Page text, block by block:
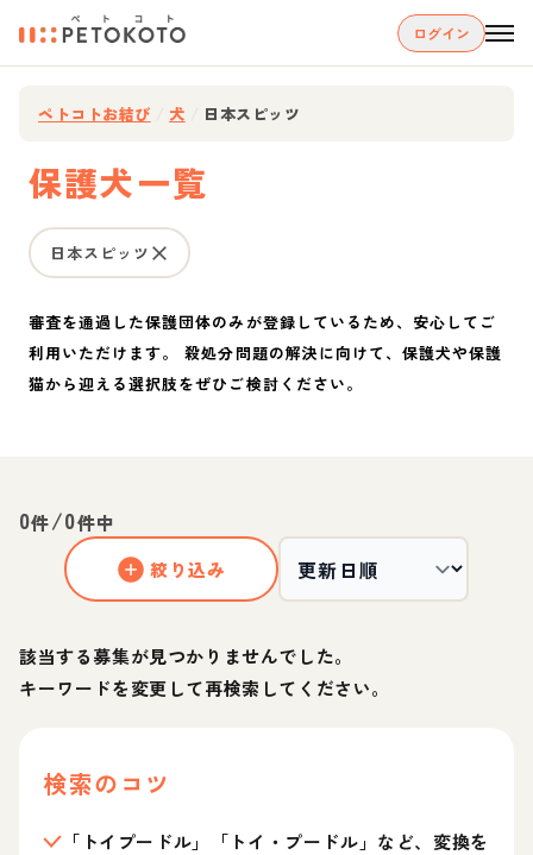
ログイン
ペトコトお結び 犬 日本スピッツ
保護犬一覧
日本スピッツ
審査を通過した保護団体のみが登録しているため、安心してご
利用いただけます。 殺処分問題の解決に向けて、保護犬や保護
猫から迎える選択肢をぜひご検討ください。
0件/0件中
絞り込み
該当する募集が見つかりませんでした。
キーワードを変更して再検索してください。
検索のコツ
「トイプードル」「トイ・プードル」など、変換を